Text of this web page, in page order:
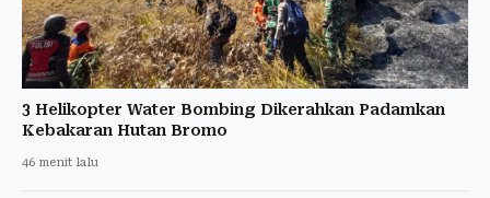
3 Helikopter Water Bombing Dikerahkan Padamkan
Kebakaran Hutan Bromo
46 menit lalu